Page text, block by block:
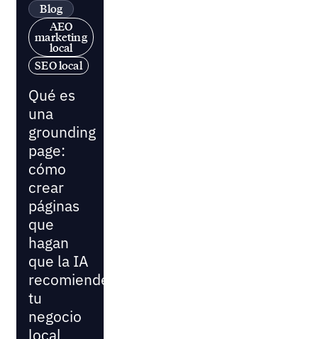
Blog
AEO
marketing
local
SEO local
Qué es
una
grounding
page:
cómo
crear
páginas
que
hagan
que la IA
recomiende
tu
negocio
local